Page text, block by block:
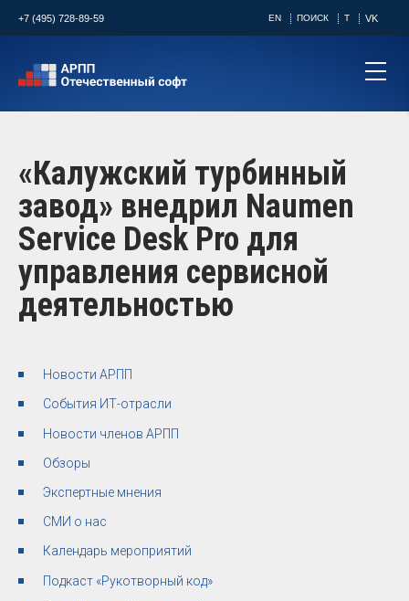
+7 (495) 728-89-59 EN ПОИСК T VK
«Калужский турбинный
завод» внедрил Naumen
Service Desk Pro для
управления сервисной
деятельностью
Новости АРПП
События ИТ-отрасли
Новости членов АРПП
Обзоры
Экспертные мнения
СМИ о нас
Календарь мероприятий
Подкаст «Рукотворный код»